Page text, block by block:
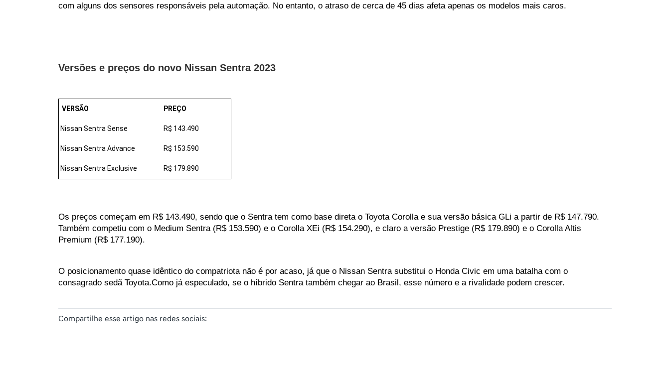
com alguns dos sensores responsáveis ​​pela automação. No entanto, o atraso de cerca de 45 dias afeta apenas os modelos mais caros.
Versões e preços do novo Nissan Sentra 2023
VERSÃO PREÇO
Nissan Sentra Sense R$ 143.490
Nissan Sentra Advance R$ 153.590
Nissan Sentra Exclusive R$ 179.890
Os preços começam em R$ 143.490, sendo que o Sentra tem como base direta o Toyota Corolla e sua versão básica GLi a partir de R$ 147.790.
Também competiu com o Medium Sentra (R$ 153.590) e o Corolla XEi (R$ 154.290), e claro a versão Prestige (R$ 179.890) e o Corolla Altis
Premium (R$ 177.190).
O posicionamento quase idêntico do compatriota não é por acaso, já que o Nissan Sentra substitui o Honda Civic em uma batalha com o
consagrado sedã Toyota.Como já especulado, se o híbrido Sentra também chegar ao Brasil, esse número e a rivalidade podem crescer.
Compartilhe esse artigo nas redes sociais: